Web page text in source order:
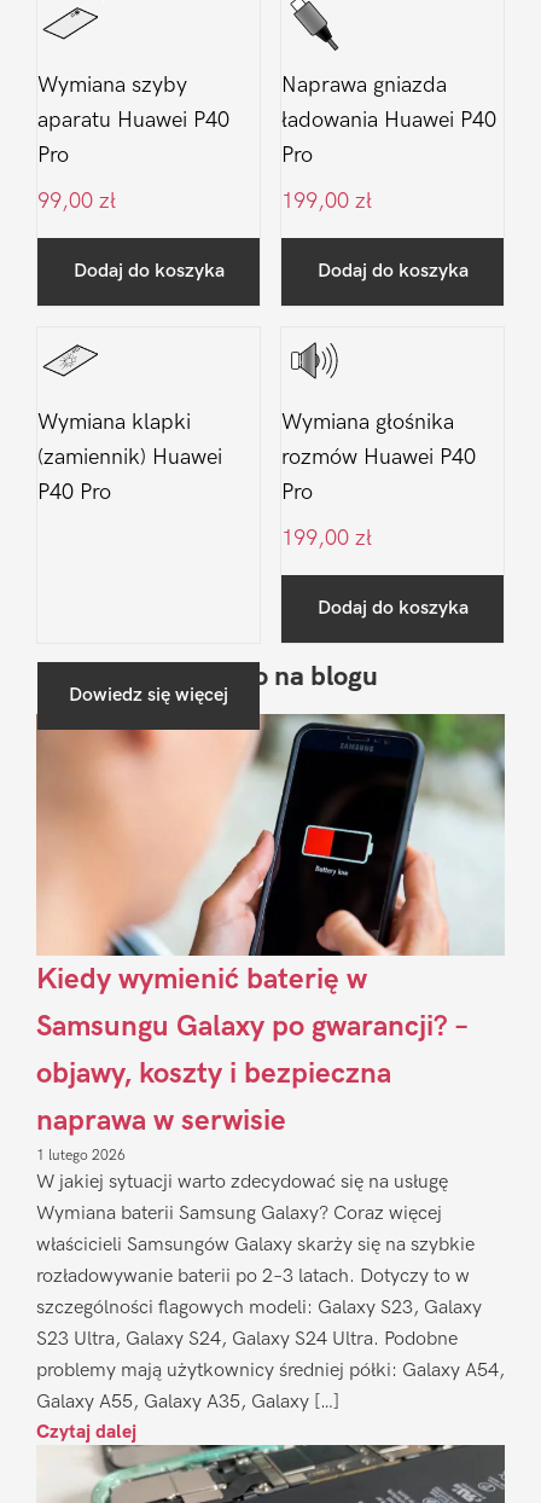
Wymiana szyby
aparatu Huawei P40
Pro
99,00 zł
Dodaj do koszyka
Naprawa gniazda
ładowania Huawei P40
Pro
199,00 zł
Dodaj do koszyka
Wymiana klapki
(zamiennik) Huawei
P40 Pro
Dowiedz się więcej
Wymiana głośnika
rozmów Huawei P40
Pro
199,00 zł
Dodaj do koszyka
Pierwszy
Sidebar
Ostatnio na blogu
Kiedy wymienić baterię w
Samsungu Galaxy po gwarancji? –
objawy, koszty i bezpieczna
naprawa w serwisie
1 lutego 2026
W jakiej sytuacji warto zdecydować się na usługę
Wymiana baterii Samsung Galaxy? Coraz więcej
właścicieli Samsungów Galaxy skarży się na szybkie
rozładowywanie baterii po 2–3 latach. Dotyczy to w
szczególności flagowych modeli: Galaxy S23, Galaxy
S23 Ultra, Galaxy S24, Galaxy S24 Ultra. Podobne
problemy mają użytkownicy średniej półki: Galaxy A54,
Galaxy A55, Galaxy A35, Galaxy […]
Czytaj dalej